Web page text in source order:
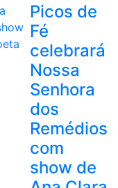
Picos de
Fé
celebrará
Nossa
Senhora
dos
Remédios
com
show de